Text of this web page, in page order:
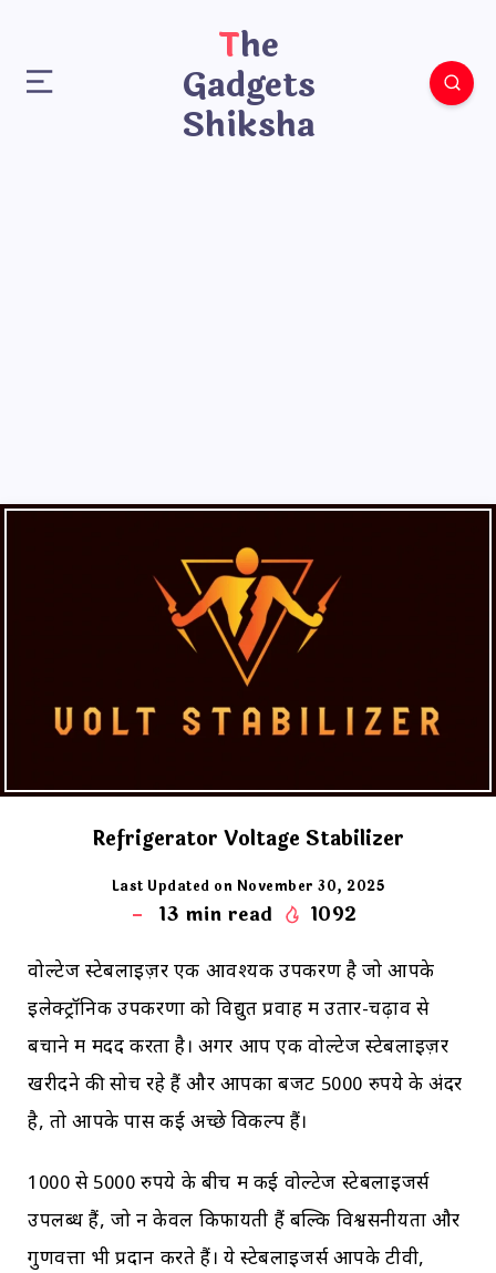
The
Gadgets
Shiksha
Refrigerator Voltage Stabilizer
Last Updated on November 30, 2025
13 min read 1092
वोल्टेज स्टेबलाइज़र एक आवश्यक उपकरण है जो आपके
इलेक्ट्रॉनिक उपकरणों को विद्युत प्रवाह में उतार-चढ़ाव से
बचाने में मदद करता है। अगर आप एक वोल्टेज स्टेबलाइज़र
खरीदने की सोच रहे हैं और आपका बजट 5000 रुपये के अंदर
है, तो आपके पास कई अच्छे विकल्प हैं।
1000 से 5000 रुपये के बीच में कई वोल्टेज स्टेबलाइजर्स
उपलब्ध हैं, जो न केवल किफायती हैं बल्कि विश्वसनीयता और
गुणवत्ता भी प्रदान करते हैं। ये स्टेबलाइजर्स आपके टीवी,